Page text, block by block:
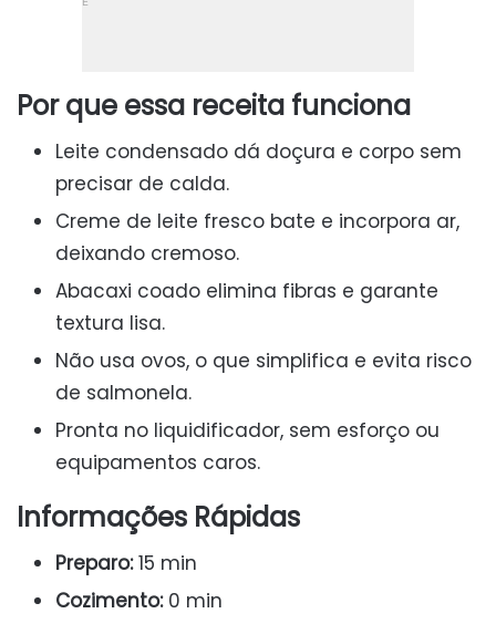
Por que essa receita funciona
Leite condensado dá doçura e corpo sem
precisar de calda.
Creme de leite fresco bate e incorpora ar,
deixando cremoso.
Abacaxi coado elimina fibras e garante
textura lisa.
Não usa ovos, o que simplifica e evita risco
de salmonela.
Pronta no liquidificador, sem esforço ou
equipamentos caros.
Informações Rápidas
Preparo:15 min
Cozimento:0 min